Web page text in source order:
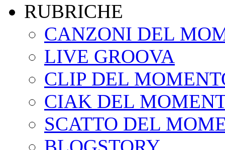
RUBRICHE
CANZONI DEL
LIVE GROOVA
CLIP DEL
CIAK DEL
SCATTO DEL